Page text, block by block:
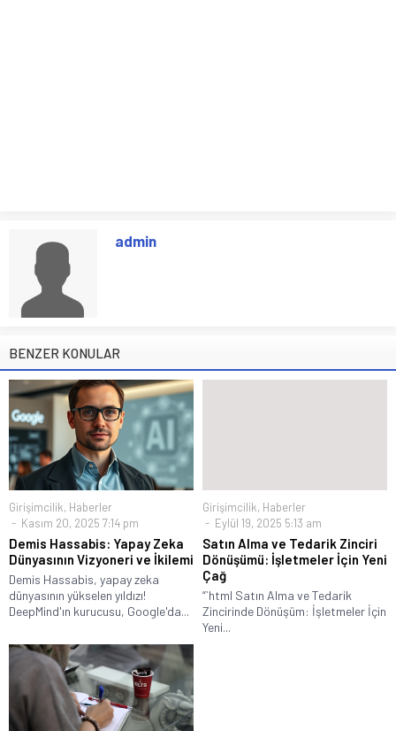
admin
BENZER KONULAR
Girişimcilik, Haberler
Kasım 20, 2025 7:14 pm
Demis Hassabis: Yapay Zeka
Dünyasının Vizyoneri ve İkilemi
Demis Hassabis, yapay zeka
dünyasının yükselen yıldızı!
DeepMind'ın kurucusu, Google'da...
Girişimcilik, Haberler
Eylül 19, 2025 5:13 am
Satın Alma ve Tedarik Zinciri
Dönüşümü: İşletmeler İçin Yeni
Çağ
“`html Satın Alma ve Tedarik
Zincirinde Dönüşüm: İşletmeler İçin
Yeni...